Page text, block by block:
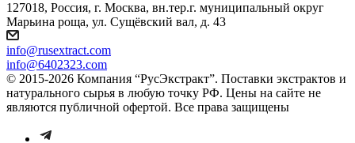
127018, Россия, г. Москва, вн.тер.г. муниципальный округ
Марьина роща, ул. Сущёвский вал, д. 43
info@rusextract.com
info@6402323.com
© 2015-2026 Компания “РусЭкстракт”. Поставки экстрактов и
натурального сырья в любую точку РФ. Цены на сайте не
являются публичной офертой. Все права защищены